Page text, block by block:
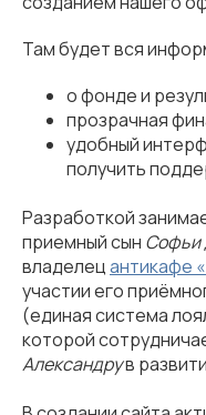
Там будет вся
о фонде и
прозрачная
удобный
получить
Разработкой
приемный сын Софьи
владелецантикафе
участии его
(единая система
которой
Александрув